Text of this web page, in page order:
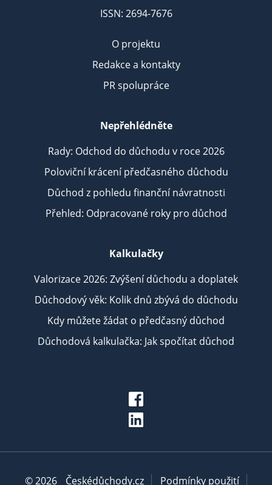
ISSN: 2694-7676
O projektu
Redakce a kontakty
PR spolupráce
Nepřehlédněte
Rady: Odchod do důchodu v roce 2026
Poloviční krácení předčasného důchodu
Důchod z pohledu finanční návratnosti
Přehled: Odpracované roky pro důchod
Kalkulačky
Valorizace 2026: Zvýšení důchodu a doplatek
Důchodový věk: Kolik dnů zbývá do důchodu
Kdy můžete žádat o předčasný důchod
Důchodová kalkulačka: Jak spočítat důchod
© 2026 Českédůchody.cz Podmínky použití